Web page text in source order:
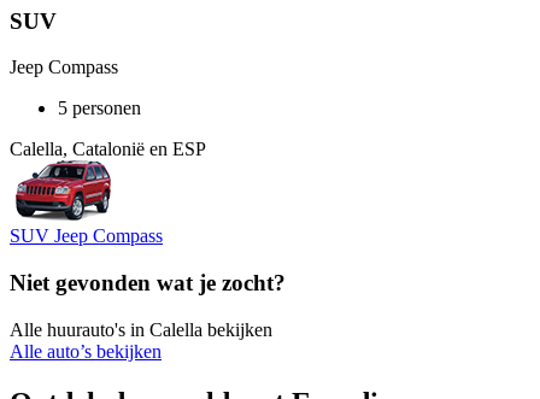
SUV
Jeep Compass
5 personen
Calella, Catalonië en ESP
SUV Jeep Compass
Niet gevonden wat je zocht?
Alle huurauto's in Calella bekijken
Alle auto’s bekijken